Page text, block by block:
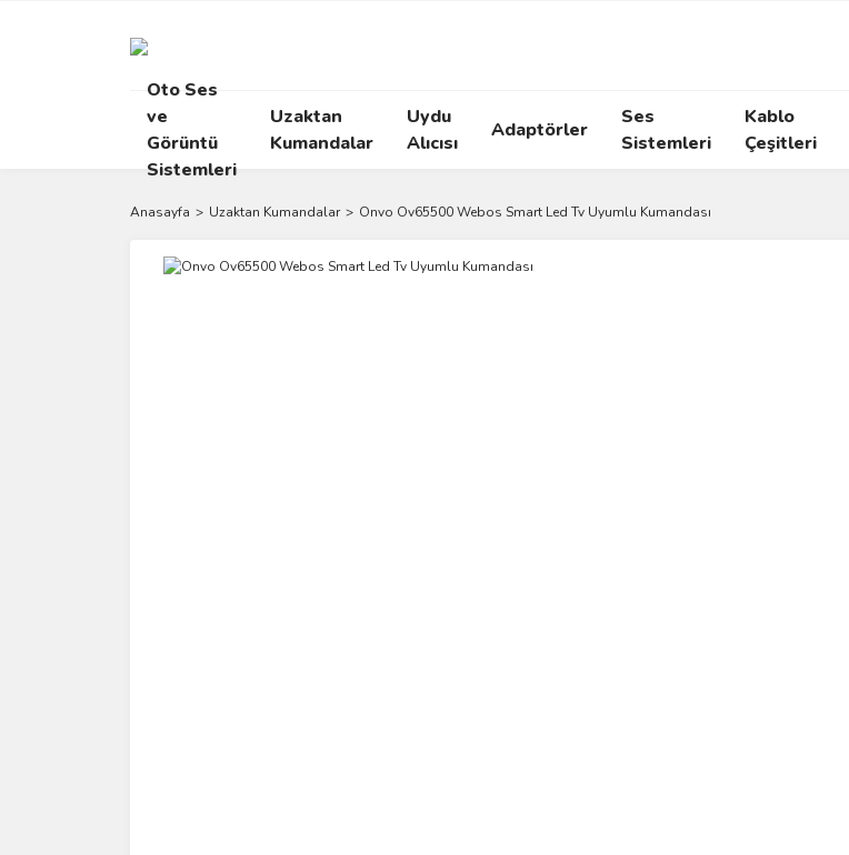
Oto Ses
ve
Görüntü
Sistemleri
Uzaktan
Kumandalar
Uydu
Alıcısı
Adaptörler
Ses
Sistemleri
Kablo
Çeşitleri
Anasayfa Uzaktan Kumandalar Onvo Ov65500 Webos Smart Led Tv Uyumlu Kumandası